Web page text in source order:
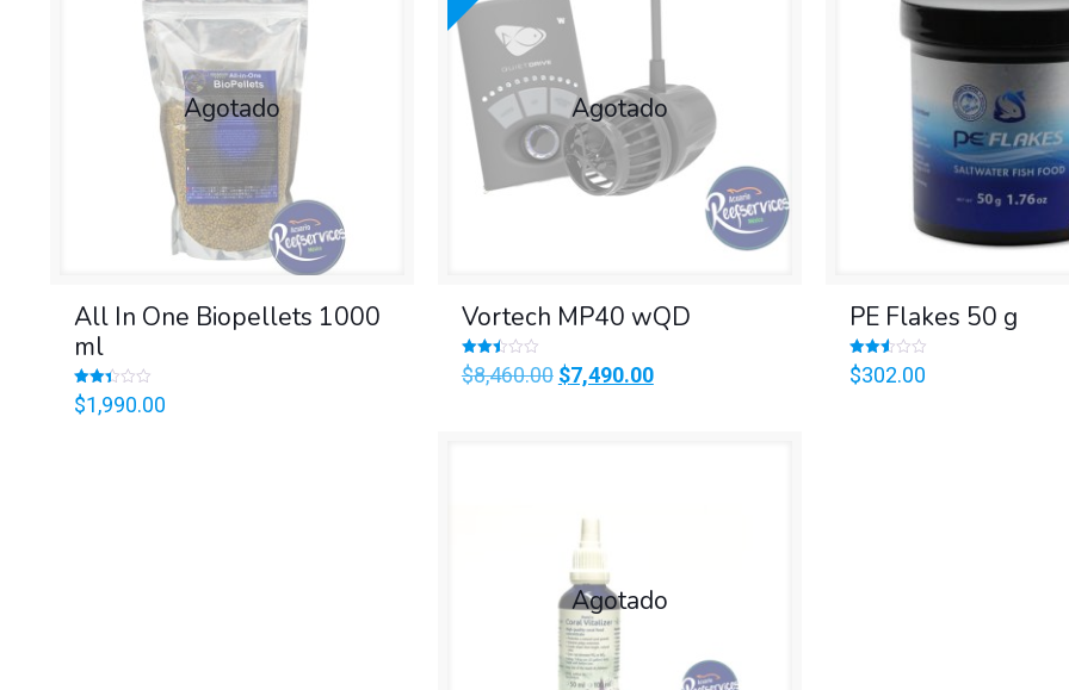
Agotado
All In One Biopellets 1000
ml
Valorado
en
$1,990.00
Agotado
Vortech MP40 wQD
Valorado
en
$8,460.00 Original
$7,490.00Current
PE Flakes 50 g
Valorado
en
$302.00
Agotado